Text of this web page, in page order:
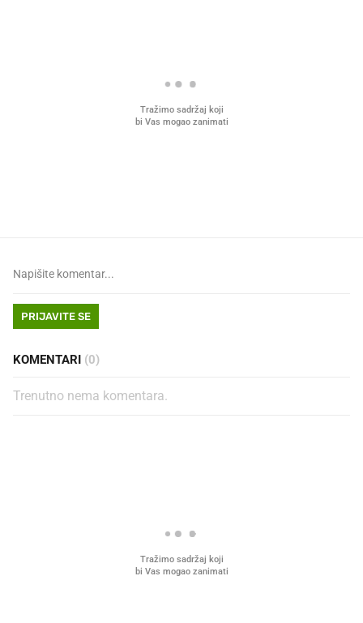
PRIJAVITE SE
KOMENTARI (0)
Trenutno nema komentara.